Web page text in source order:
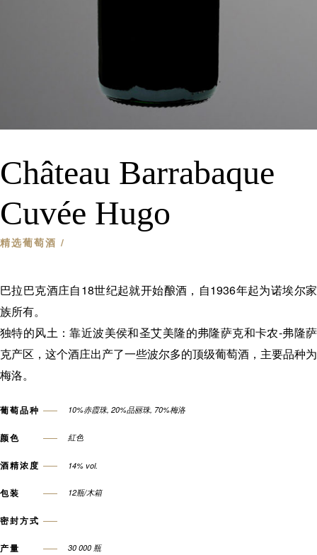
Château Barrabaque
Cuvée Hugo
精选葡萄酒 /
巴拉巴克酒庄自18世纪起就开始酿酒，自1936年起为诺埃尔家
族所有。
独特的风土：靠近波美侯和圣艾美隆的弗隆萨克和卡农-弗隆萨
克产区，这个酒庄出产了一些波尔多的顶级葡萄酒，主要品种为
梅洛。
葡萄品种 10%赤霞珠, 20%品丽珠, 70%梅洛
颜色 紅色
酒精浓度 14% vol.
包装 12瓶/木箱
密封方式
产量 30 000 瓶